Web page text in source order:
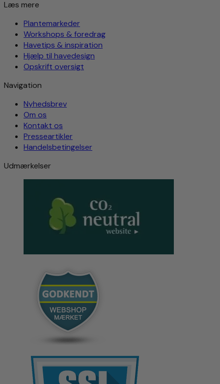
Læs mere
Plantemarkeder
Workshops & foredrag
Havetips & inspiration
Hjælp til havedesign
Opskrift oversigt
Navigation
Nyhedsbrev
Om os
Kontakt os
Presseartikler
Handelsbetingelser
Udmærkelser